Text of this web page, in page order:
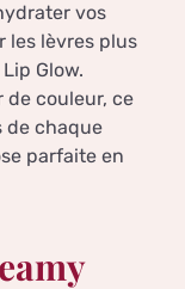
vos
les lèvres plus
Glow.
de couleur, ce
de chaque
parfaite en